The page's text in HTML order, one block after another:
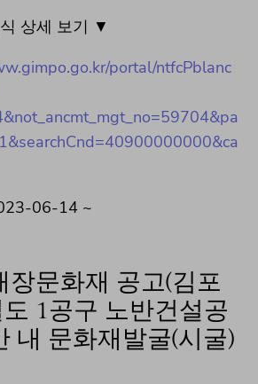
상세 보기 ▼
portal/ntfcPblanc
06-14 ~
장문화재 공고(김포
1공구 노반건설공
내 문화재발굴(시굴)